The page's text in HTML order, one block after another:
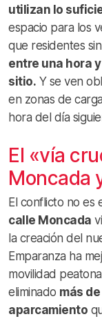
utilizan lo
espacio para los
que residentes
entre una hora
sitio. Y se ven
en zonas de
hora del día
El «vía
Moncada
El conflicto no es
calle Moncada
la creación del
Emparanza ha
movilidad
eliminado más
aparcamiento